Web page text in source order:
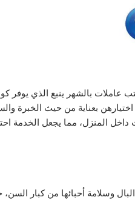
بالشهر ينبع الذي يوفر
اختيارهن بعناية من حيث الخبرة
داخل المنزل، مما يجعل الخدمة
وسلامة أحبائها من كبار